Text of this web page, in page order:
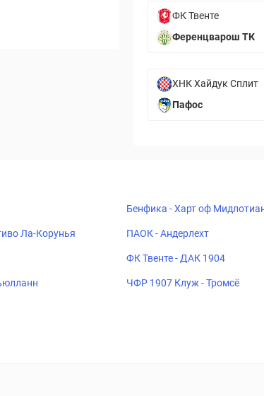
ФК Твенте
Ференцварош ТК
ХНК Хайдук Сплит
Пафос
Бенфика - Харт оф
Ла-Корунья ПАОК - Андерлехт
ФК Твенте - ДАК 1904
ЧФР 1907 Клуж - Тромсё